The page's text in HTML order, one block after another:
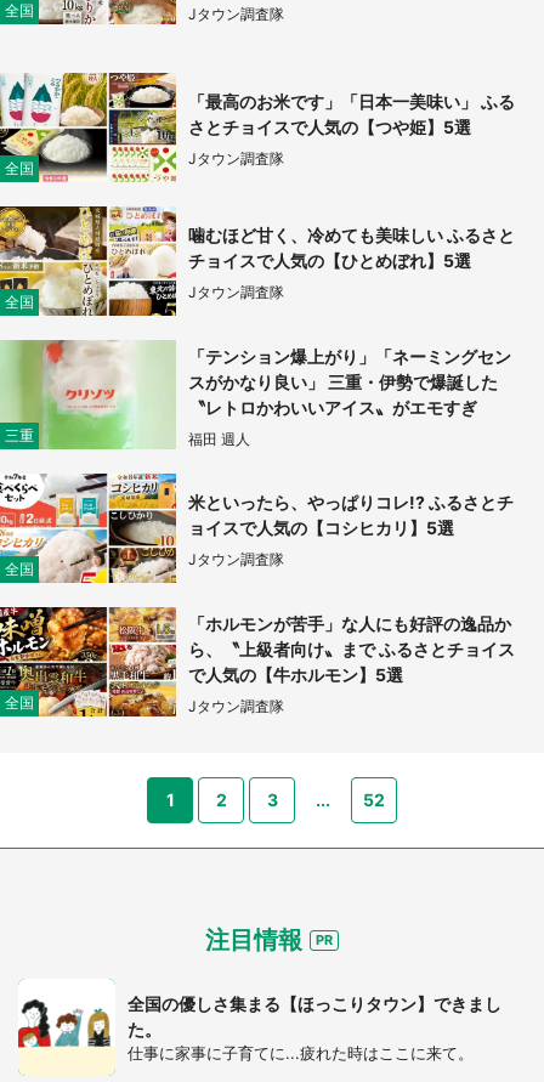
都道府選択
全国 Jタウン調査隊
全国
「最高のお米です」「日本一美味い」 ふる
さとチョイスで人気の【つや姫】5選
Jタウン調査隊
全国
噛むほど甘く、冷めても美味しい ふるさと
チョイスで人気の【ひとめぼれ】5選
Jタウン調査隊
三重
「テンション爆上がり」「ネーミングセン
スがかなり良い」 三重・伊勢で爆誕した
〝レトロかわいいアイス〟がエモすぎ
福田 週人
全国
米といったら、やっぱりコレ!? ふるさとチ
ョイスで人気の【コシヒカリ】5選
Jタウン調査隊
全国
「ホルモンが苦手」な人にも好評の逸品か
ら、〝上級者向け〟まで ふるさとチョイス
で人気の【牛ホルモン】5選
Jタウン調査隊
1 2 3 ... 52
注目情報
全国の優しさ集まる【ほっこりタウン】できまし
た。
仕事に家事に子育てに...疲れた時はここに来て。